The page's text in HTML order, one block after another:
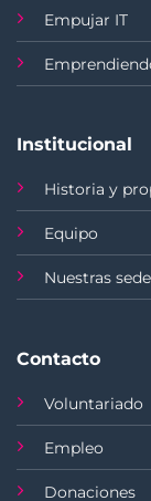
Empujar IT
Institucional
Historia y
Equipo
Nuestras
Contacto
Voluntariado
Empleo
Donaciones